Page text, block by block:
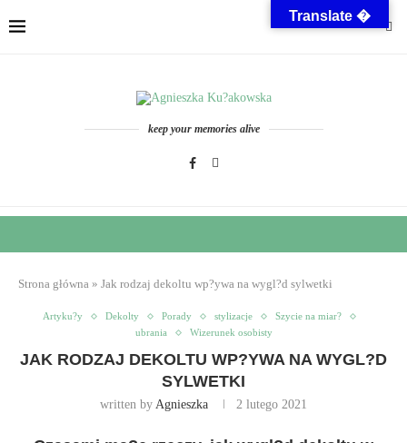
keep your memories alive
Strona główna » Jak rodzaj dekoltu wp?ywa na wygl?d sylwetki
Artyku?y Dekolty Porady stylizacje
Szycie na miar?
ubrania
Wizerunek osobisty
JAK RODZAJ DEKOLTU WP?YWA NA WYGL?D
SYLWETKI
written by Agnieszka 2 lutego 2021
Translate �